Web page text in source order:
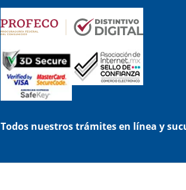
Todos nuestros trámites en línea y